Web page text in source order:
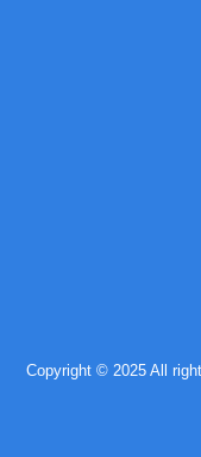
Copyright © 2025 All